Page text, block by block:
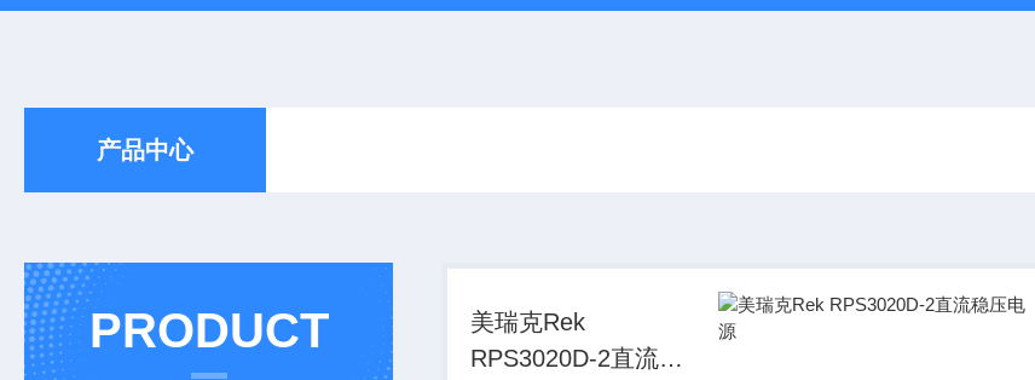
产品中心
PRODUCT
美瑞克Rek
RPS3020D-2直流稳